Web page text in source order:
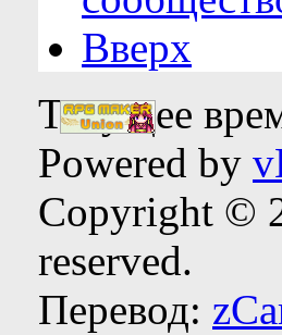
Вверх
Текущее
Powered by
Copyright ©
reserved.
Перевод: